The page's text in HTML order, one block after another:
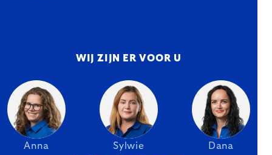
WIJ ZIJN ER VOOR U
Anna Sylwie Dana